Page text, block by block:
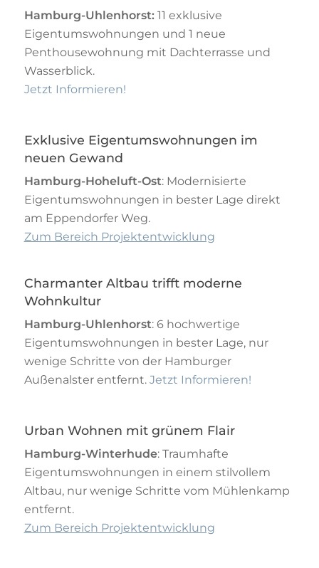
Hamburg-Uhlenhorst: 11 exklusive
Eigentumswohnungen und 1 neue
Penthousewohnung mit Dachterrasse und
Wasserblick.
Jetzt Informieren!
Exklusive Eigentumswohnungen im
neuen Gewand
Hamburg-Hoheluft-Ost: Modernisierte
Eigentumswohnungen in bester Lage direkt
am Eppendorfer Weg.
Zum Bereich Projektentwicklung
Charmanter Altbau trifft moderne
Wohnkultur
Hamburg-Uhlenhorst: 6 hochwertige
Eigentumswohnungen in bester Lage, nur
wenige Schritte von der Hamburger
Außenalster entfernt. Jetzt Informieren!
Urban Wohnen mit grünem Flair
Hamburg-Winterhude: Traumhafte
Eigentumswohnungen in einem stilvollem
Altbau, nur wenige Schritte vom Mühlenkamp
entfernt.
Zum Bereich Projektentwicklung